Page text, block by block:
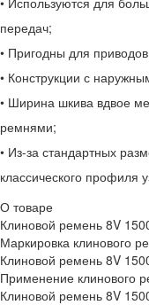
передач;
• Пригодны для
• Конструкции с
• Ширина шкива вдвое
ремнями;
• Из-за стандартных
классического профиля
О товаре
Клиновой ремень 8V
Маркировка клинового
Клиновой ремень 8V
Применение клинового
Клиновой ремень 8V